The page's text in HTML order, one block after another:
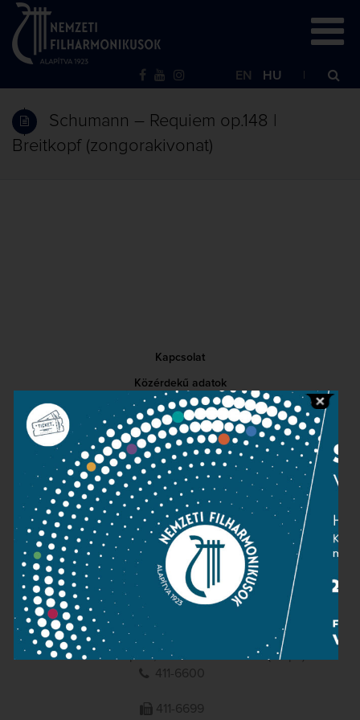
EN HU
Schumann – Requiem op.148 |
Breitkopf (zongorakivonat)
Kapcsolat
Közérdekű adatok
Sajtószoba
Adatvédelem
Impresszum
NEMZETI
FILHARMONIKUSOK
1095 Budapest, Komor Marcell u. 1. (Müpa)
411-6600
411-6699